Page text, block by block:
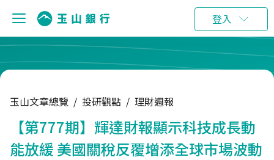
登入
玉山文章總覽 / 投研觀點 / 理財週報
【第777期】輝達財報顯示科技成長動
能放緩 美國關稅反覆增添全球市場波動